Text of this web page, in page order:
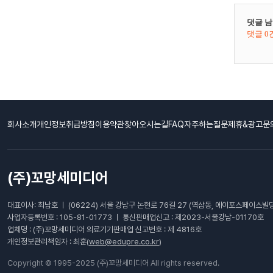
댓글
댓글 0
회사소개개인정보취급방침이용약관찾아오시는길FAQ자주하는질문제휴&광고문
(주)꼬망세미디어
대표이사: 최남호 ㅣ (06224) 서울 강남구 논현로 76길 27 (역삼동, 에이포스페이스빌
사업자등록번호 : 105-81-01773 ㅣ 통신판매업신고 : 제2023-서울강남-01170호
업체명 : (주)꼬망세미디어 의료기기판매업 신고번호 : 제 4816호
개인정보관리책임자 : 최훈(web@edupre.co.kr)
Copyright © 1995-2025 (주)꼬망세미디어 All rights reserved.